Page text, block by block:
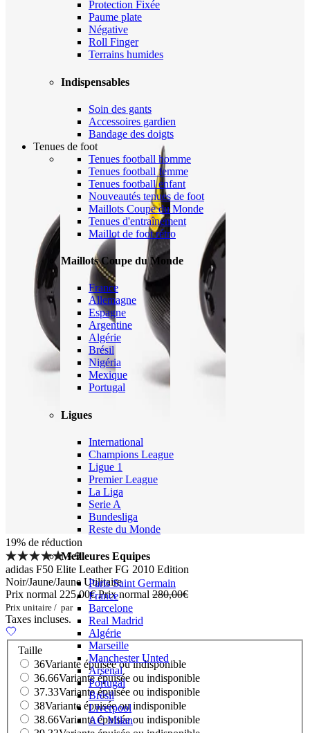
Protection Fixée
Paume plate
Négative
Roll Finger
Terrains humides
Indispensables
Soin des gants
Accessoires gardien
Bandage des doigts
Tenues de foot
Tenues football homme
Tenues football femme
Tenues football enfant
Nouveautés tenues de foot
Maillots Coupe du Monde
Tenues d'entraînement
Maillot de foot rétro
Maillots Coupe du Monde
France
Allemagne
Espagne
Argentine
Algérie
Brésil
Nigéria
Mexique
Portugal
Ligues
International
Champions League
Ligue 1
Premier League
La Liga
Serie A
Bundesliga
Reste du Monde
Meilleures Equipes
Paris Saint Germain
France
Barcelone
Real Madrid
Algérie
Marseille
Manchester Unted
Arsenal
Portugal
Brésil
Liverpool
AC Milan
19% de réduction
4.9
adidas F50 Elite Leather FG 2010 Edition
Noir/Jaune/Jaune Utilitaire
Prix normal 225,00€Prix normal 280,00€
Prix unitaire / par
Taxes incluses.
Taille
36Variante épuisée ou indisponible
36.66Variante épuisée ou indisponible
37.33Variante épuisée ou indisponible
38Variante épuisée ou indisponible
38.66Variante épuisée ou indisponible